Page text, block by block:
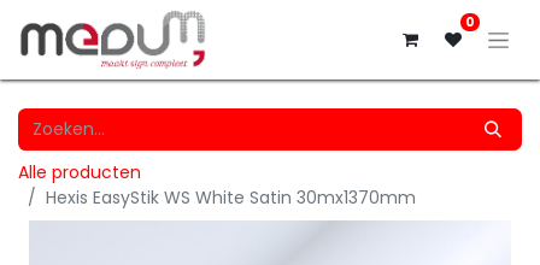
0
Alle producten
Hexis EasyStik WS White Satin 30mx1370mm